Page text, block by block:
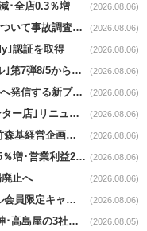
･全店0.3％増 (2026.08.06)
イオンnews｜｢イオンモール熊本｣爆発について事故調査委員会設置 (2026.08.06)
｣認証を取得 (2026.08.06)
島忠news｜家計応援企画｢爆安挑戦セール｣第7弾8/5から開催 (2026.08.06)
ファミマnews｜こども食堂の｢今｣を社会へ発信する新プロジェクト始動 (2026.08.06)
OICグループnews｜8/16｢ロピア港北インター店｣リニューアル/食品売場拡大 (2026.08.06)
コスモス薬品news｜8/28付け役員人事､竹森基経営企画部長が昇格 (2026.08.06)
デリシアnews｜第1Q営業収益195億円2.5％増･営業利益27.8%減 (2026.08.06)
止へ (2026.08.06)
ノジマnews｜67周年｢大創業祭｣/モバイル会員限定キャンペーン実施 (2026.08.06)
7月百貨店売上速報｜三越伊勢丹･阪急阪神･高島屋の3社は増収 (2026.08.05)